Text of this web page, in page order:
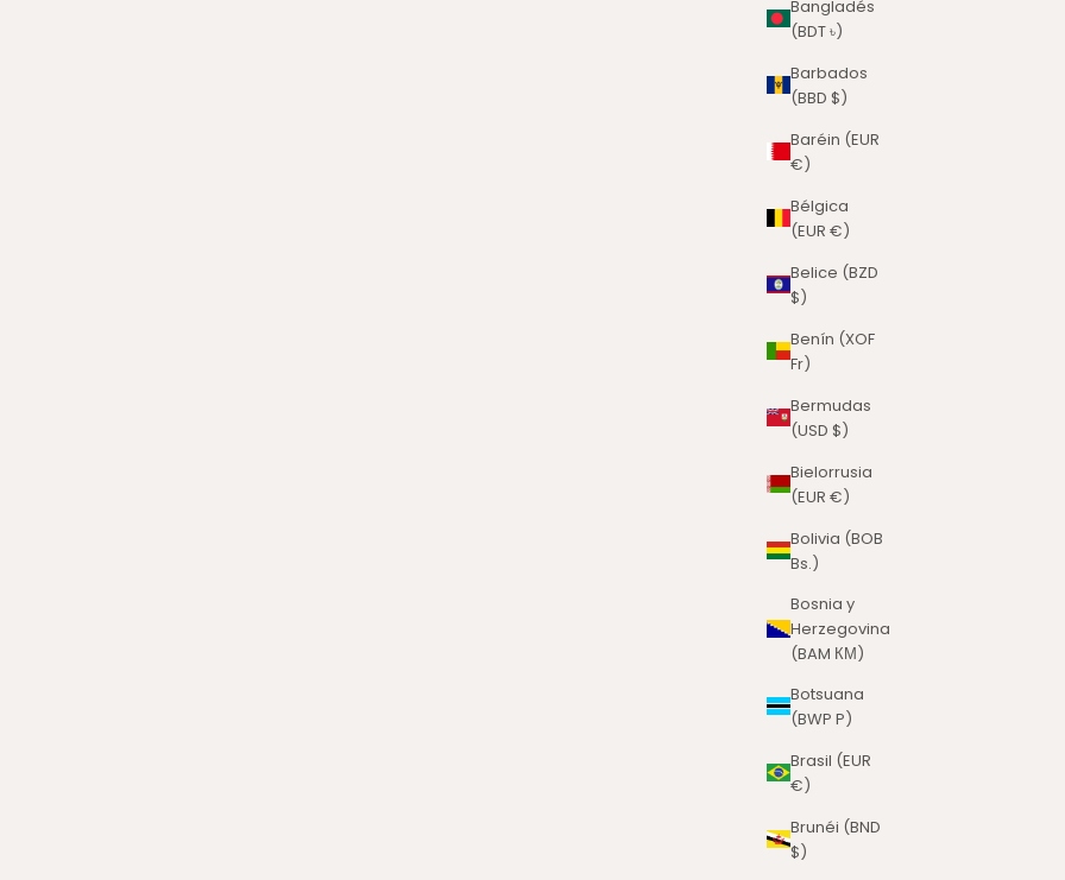
Bangladés
(BDT ৳)
Barbados
(BBD $)
Baréin (EUR
€)
Bélgica
(EUR €)
Belice (BZD
$)
Benín (XOF
Fr)
Bermudas
(USD $)
Bielorrusia
(EUR €)
Bolivia (BOB
Bs.)
Bosnia y
Herzegovina
(BAM КМ)
Botsuana
(BWP P)
Brasil (EUR
€)
Brunéi (BND
$)